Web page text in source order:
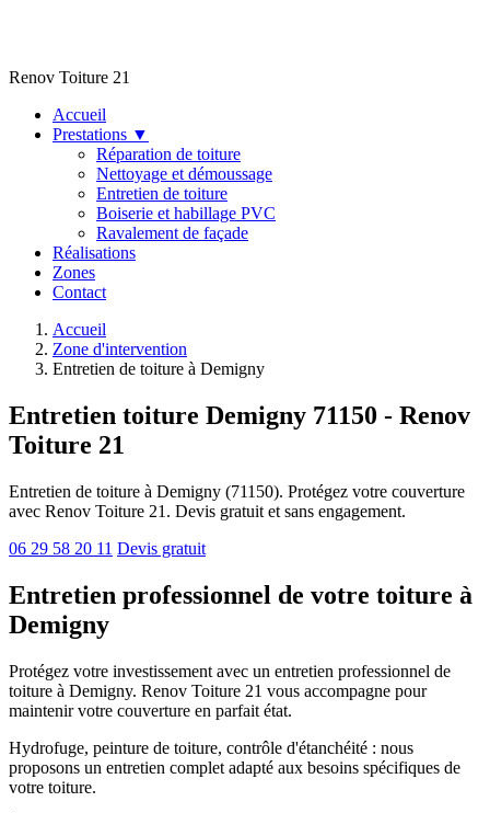
Renov Toiture 21
Accueil
Prestations ▼
Réparation de toiture
Nettoyage et démoussage
Entretien de toiture
Boiserie et habillage PVC
Ravalement de façade
Réalisations
Zones
Contact
Accueil
Zone d'intervention
Entretien de toiture à Demigny
Entretien toiture Demigny 71150 - Renov
Toiture 21
Entretien de toiture à Demigny (71150). Protégez votre couverture
avec Renov Toiture 21. Devis gratuit et sans engagement.
06 29 58 20 11 Devis gratuit
Entretien professionnel de votre toiture à
Demigny
Protégez votre investissement avec un entretien professionnel de
toiture à Demigny. Renov Toiture 21 vous accompagne pour
maintenir votre couverture en parfait état.
Hydrofuge, peinture de toiture, contrôle d'étanchéité : nous
proposons un entretien complet adapté aux besoins spécifiques de
votre toiture.